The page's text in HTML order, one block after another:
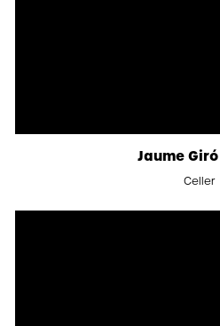
Jaume
Celler